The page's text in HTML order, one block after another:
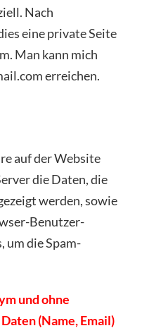
Nach
eine private Seite
Man kann mich
erreichen.
auf der Website
die Daten, die
werden, sowie
Benutzer-
um die Spam-
und ohne
(Name, Email)